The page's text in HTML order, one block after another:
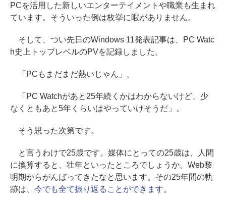
PCを活用した新しいエンターテイメントや職業も生まれ
ています。そういった例は枚挙に暇がありません。
そして、つい先日のWindows 11発表記事は、PC Watc
h史上トップレベルのPVを記録しました。
「PCもまだまだ熱いじゃん」。
「PC Watchがあと25年続くかはわからないけど、少
なくともあと5年くらいはやっていけそうだ」。
そう思った次第です。
と言うわけで25歳です。媒体にとっての25歳は、人間
に換算すると、壮年といったところでしょうか。Web黎
明期からがんばってきたなと思います。その25年間の軌
跡は、 今でも全て振り返ることができます。